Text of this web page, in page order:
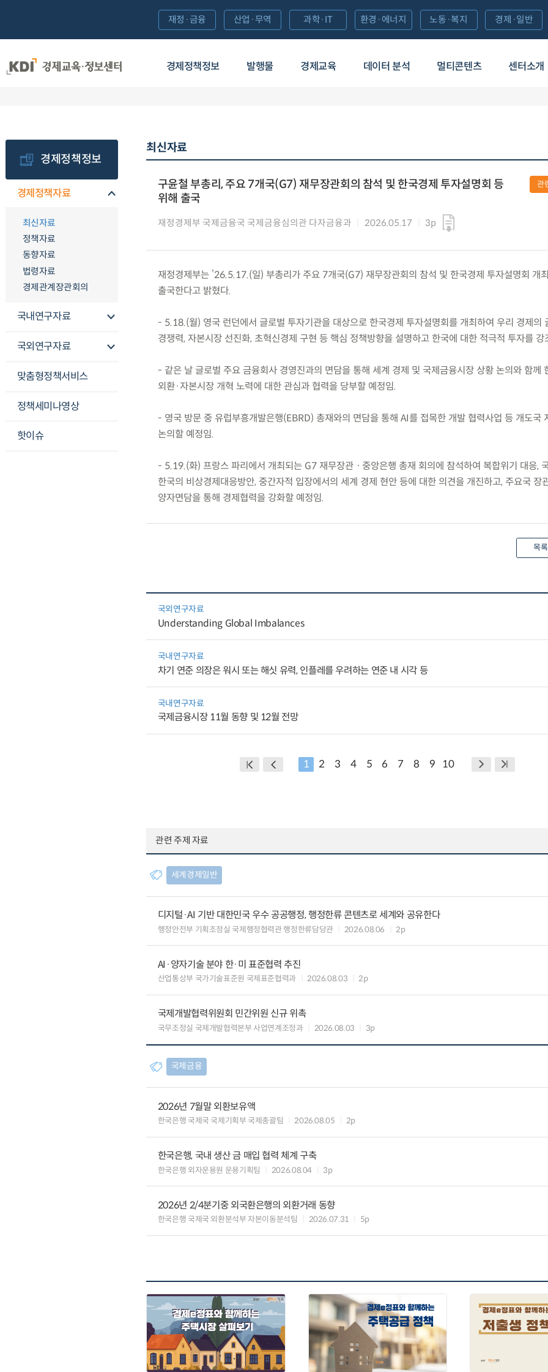
경제정책정보 발행물 경제교육 데이터 분석 멀티콘텐츠 센터소개
재정·금융 산업·무역 과학·IT 환경·에너지 노동·복지 경제·일반
경제정책정보
경제정책자료
최신자료
정책자료
동향자료
법령자료
경제관계장관회의
국내연구자료
국외연구자료
맞춤형정책서비스
정책세미나영상
핫이슈
최신자료
구윤철 부총리, 주요 7개국(G7) 재무장관회의 참석 및 한국경제 투자설명회 등
위해 출국
재정경제부 국제금융국 국제금융심의관 다자금융과 2026.05.17 3p
관
재정경제부는 ’26.5.17.(일) 부총리가 주요 7개국(G7) 재무장관회의 참석 및 한국경제 투자설명회 개
출국한다고 밝혔다.
- 5.18.(월) 영국 런던에서 글로벌 투자기관을 대상으로 한국경제 투자설명회를 개최하여 우리 경제의
경쟁력, 자본시장 선진화, 초혁신경제 구현 등 핵심 정책방향을 설명하고 한국에 대한 적극적 투자를 강
- 같은 날 글로벌 주요 금융회사 경영진과의 면담을 통해 세계 경제 및 국제금융시장 상황 논의와 함께
외환·자본시장 개혁 노력에 대한 관심과 협력을 당부할 예정임.
- 영국 방문 중 유럽부흥개발은행(EBRD) 총재와의 면담을 통해 AI를 접목한 개발 협력사업 등 개도국
논의할 예정임.
- 5.19.(화) 프랑스 파리에서 개최되는 G7 재무장관ㆍ중앙은행 총재 회의에 참석하여 복합위기 대응,
한국의 비상경제대응방안, 중간자적 입장에서의 세계 경제 현안 등에 대한 의견을 개진하고, 주요국 장
양자면담을 통해 경제협력을 강화할 예정임.
목록
국외연구자료
Understanding Global Imbalances
국내연구자료
차기 연준 의장은 워시 또는 해싯 유력, 인플레를 우려하는 연준 내 시각 등
국내연구자료
국제금융시장 11월 동향 및 12월 전망
1 2 3 4 5 6 7 8 9 10
관련 주제 자료
세계경제일반
디지털·AI 기반 대한민국 우수 공공행정, 행정한류 콘텐츠로 세계와 공유한다
행정안전부 기획조정실 국제행정협력관 행정한류담당관 2026.08.06 2p
AI·양자기술 분야 한·미 표준협력 추진
산업통상부 국가기술표준원 국제표준협력과 2026.08.03 2p
국제개발협력위원회 민간위원 신규 위촉
국무조정실 국제개발협력본부 사업연계조정과 2026.08.03 3p
국제금융
2026년 7월말 외환보유액
한국은행 국제국 국제기획부 국제총괄팀 2026.08.05 2p
한국은행, 국내 생산 금 매입 협력 체계 구축
한국은행 외자운용원 운용기획팀 2026.08.04 3p
2026년 2/4분기중 외국환은행의 외환거래 동향
한국은행 국제국 외환분석부 자본이동분석팀 2026.07.31 5p